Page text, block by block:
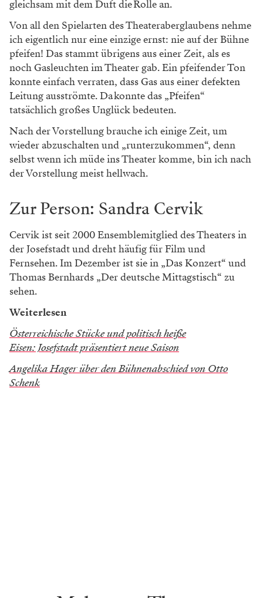
gleichsam mit dem Duft die Rolle an.
Von all den Spielarten des Theateraberglaubens nehme
ich eigentlich nur eine einzige ernst: nie auf der Bühne
pfeifen! Das stammt übrigens aus einer Zeit, als es
noch Gasleuchten im Theater gab. Ein pfeifender Ton
konnte einfach verraten, dass Gas aus einer defekten
Leitung ausströmte. Da konnte das „Pfeifen“
tatsächlich großes ­Unglück bedeuten.
Nach der Vorstellung brauche ich einige Zeit, um
wieder abzuschalten und „runterzukommen“, denn
selbst wenn ich müde ins Theater komme, bin ich nach
der Vorstellung meist hellwach.
Zur Person: Sandra Cervik
Cervik ist seit 2000 Ensemblemitglied des Theaters in
der Josefstadt und dreht häufig für Film und
Fernsehen. Im Dezember ist sie in „Das Konzert“ und
Thomas Bernhards „Der deutsche Mittagstisch“ zu
sehen.
Weiterlesen
Österreichische Stücke und politisch heiße
Eisen: Josefstadt präsentiert neue Saison
Angelika Hager über den Bühnenabschied von Otto
Schenk